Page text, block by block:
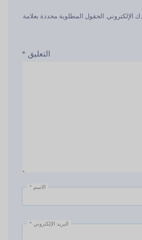
الإلكتروني. الحقول المطلوبة محددة بعلامة
التعليق *
الاسم *
البريد الإلكتروني *